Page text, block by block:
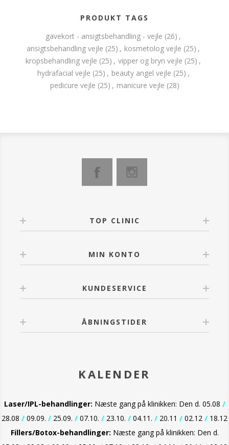
PRODUKT TAGS
gavekort - ansigtsbehandling - vejle (26) ,
ansigtsbehandling vejle (25) , kosmetolog vejle (25) ,
kropsbehandling vejle (25) , vipper og bryn vejle (25) ,
hydrafacial vejle (25) , beauty angel vejle (25) ,
pedicure vejle (25) , manicure vejle (28)
TOP CLINIC
MIN KONTO
KUNDESERVICE
ÅBNINGSTIDER
KALENDER
Laser/IPL-behandlinger: Næste gang på klinikken: Den d. 05.08 /
28.08 / 09.09. / 25.09. / 07.10. / 23.10. / 04.11. / 20.11 / 02.12 / 18.12
Fillers/Botox-behandlinger: Næste gang på klinikken: Den d.